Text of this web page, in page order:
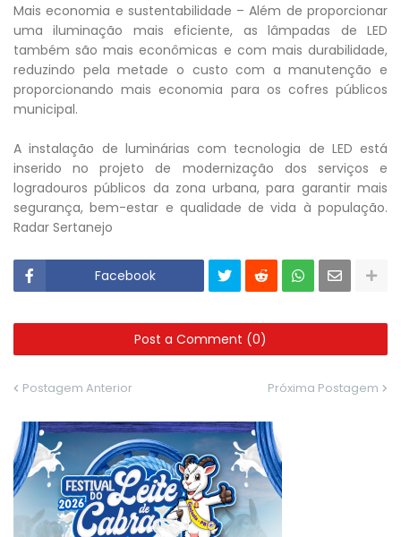
Mais economia e sustentabilidade – Além de proporcionar
uma iluminação mais eficiente, as lâmpadas de LED
também são mais econômicas e com mais durabilidade,
reduzindo pela metade o custo com a manutenção e
proporcionando mais economia para os cofres públicos
municipal.
A instalação de luminárias com tecnologia de LED está
inserido no projeto de modernização dos serviços e
logradouros públicos da zona urbana, para garantir mais
segurança, bem-estar e qualidade de vida à população.
Radar Sertanejo
Facebook
Post a Comment (0)
Postagem Anterior Próxima Postagem